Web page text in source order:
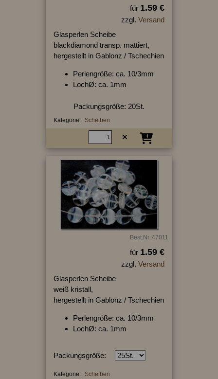
für 1.59 €
zzgl. Versand
Glasperlen Scheibe
blackdiamond transp. mattiert,
hergestellt in Gablonz / Tschechien
Perlengröße: ca. 10/3mm
LochØ: ca. 1mm
Packungsgröße: 20St.
Kategorie: Scheiben
Best.Nr.:47011
für 1.59 €
zzgl. Versand
Glasperlen Scheibe
weiß kristall,
hergestellt in Gablonz / Tschechien
Perlengröße: ca. 10/3mm
LochØ: ca. 1mm
Packungsgröße:
Kategorie: Scheiben